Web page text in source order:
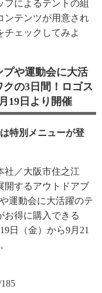
フによるテントの組
ンテンツが用意され
チェックしてみよ
や運動会に大活
の3日間！ロゴス
19日より開催
特別メニューが登
社／大阪市住之江
開するアウトドアブ
運動会に大活躍のテ
お得に購入できる
日（金）から9月21